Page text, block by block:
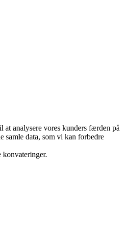
analysere vores kunders færden på
samle data, som vi kan forbedre
konvateringer.